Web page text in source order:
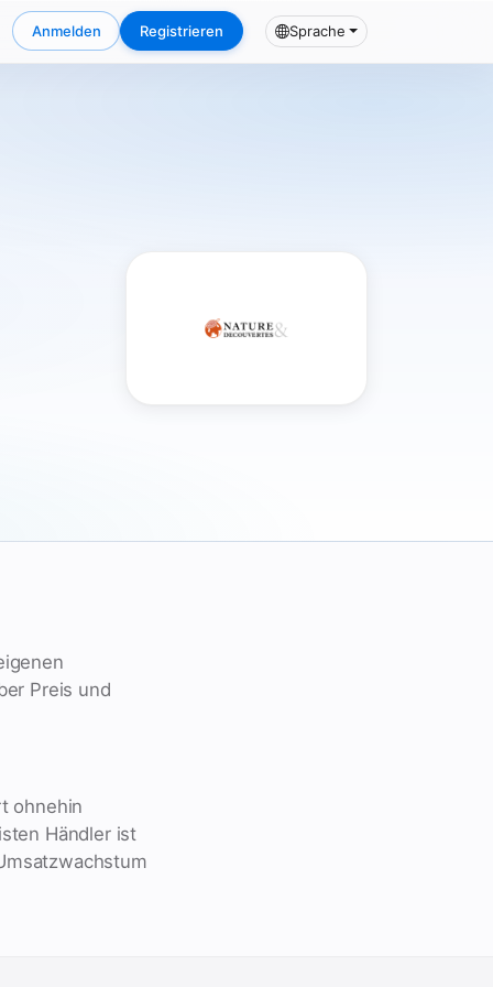
Anmelden Registrieren Sprache
Preis und
ohnehin
Händler ist